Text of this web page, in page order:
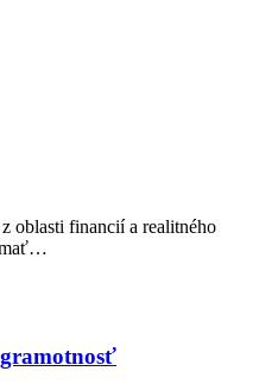
oblasti financií a realitného